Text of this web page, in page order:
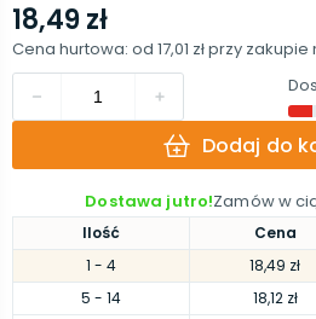
Ilość Cena
1 - 4 18,49 zł
5 - 14 18,12 zł
18,49 zł
Cena hurtowa: od 17,01 złprzy zakupie
Dodaj do
Dostawa jutro!Zamów w